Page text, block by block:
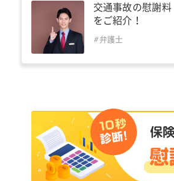
交通事故の慰謝
をご紹介！
弁護士